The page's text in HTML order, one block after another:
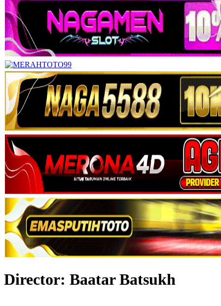
Director: Baatar Batsukh